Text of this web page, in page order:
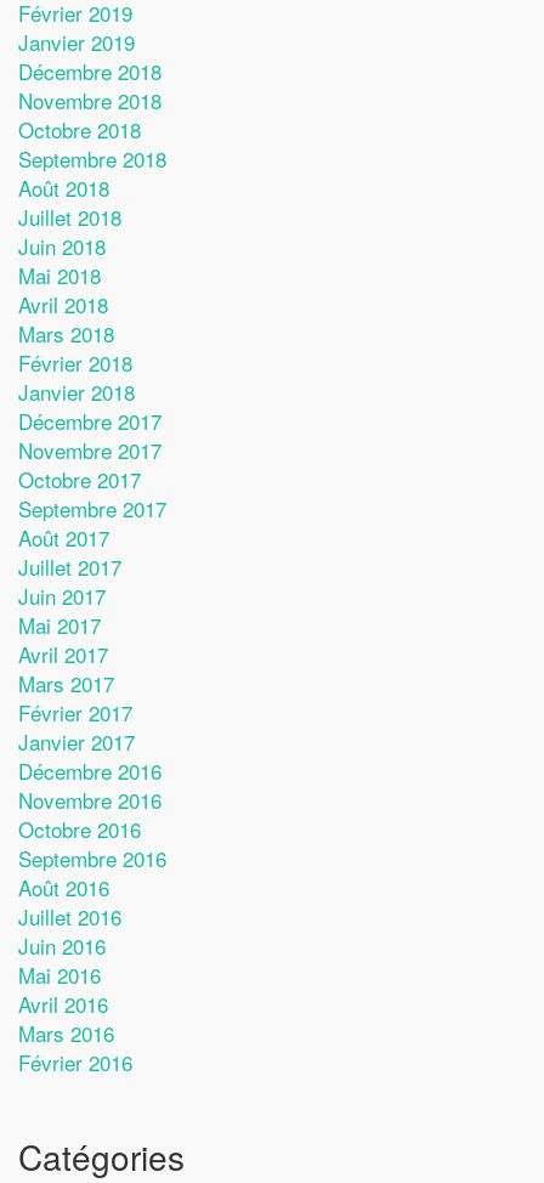
Février 2019
Janvier 2019
Décembre 2018
Novembre 2018
Octobre 2018
Septembre 2018
Août 2018
Juillet 2018
Juin 2018
Mai 2018
Avril 2018
Mars 2018
Février 2018
Janvier 2018
Décembre 2017
Novembre 2017
Octobre 2017
Septembre 2017
Août 2017
Juillet 2017
Juin 2017
Mai 2017
Avril 2017
Mars 2017
Février 2017
Janvier 2017
Décembre 2016
Novembre 2016
Octobre 2016
Septembre 2016
Août 2016
Juillet 2016
Juin 2016
Mai 2016
Avril 2016
Mars 2016
Février 2016
Catégories